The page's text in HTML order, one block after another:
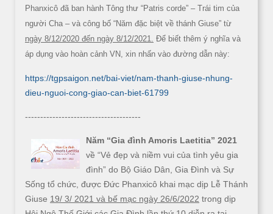
Phanxicô đã ban hành Tông thư “Patris corde” – Trái tim của
người Cha – và công bố “Năm đặc biệt về thánh Giuse” từ
ngày 8/12/2020 đến ngày 8/12/2021. Để biết thêm ý nghĩa và
áp dụng vào hoàn cảnh VN, xin nhấn vào đường dẫn này:
https://tgpsaigon.net/bai-viet/nam-thanh-giuse-nhung-
dieu-nguoi-cong-giao-can-biet-61799
--------------------------------------
Năm “Gia đình Amoris Laetitia” 2021
về “Vẻ đẹp và niềm vui của tình yêu gia
đình” do Bộ Giáo Dân, Gia Đình và Sự
Sống tổ chức, được Đức Phanxicô khai mạc dịp Lễ Thánh
Giuse 19/ 3/ 2021 và bế mạc ngày 26/6/2022 trong dịp